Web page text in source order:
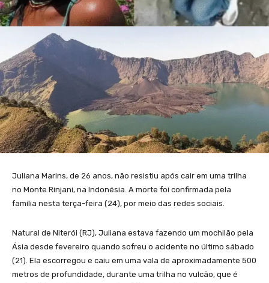
Juliana Marins, de 26 anos, não resistiu após cair em uma trilha
no Monte Rinjani, na Indonésia. A morte foi confirmada pela
família nesta terça-feira (24), por meio das redes sociais.
Natural de Niterói (RJ), Juliana estava fazendo um mochilão pela
Ásia desde fevereiro quando sofreu o acidente no último sábado
(21). Ela escorregou e caiu em uma vala de aproximadamente 500
metros de profundidade, durante uma trilha no vulcão, que é